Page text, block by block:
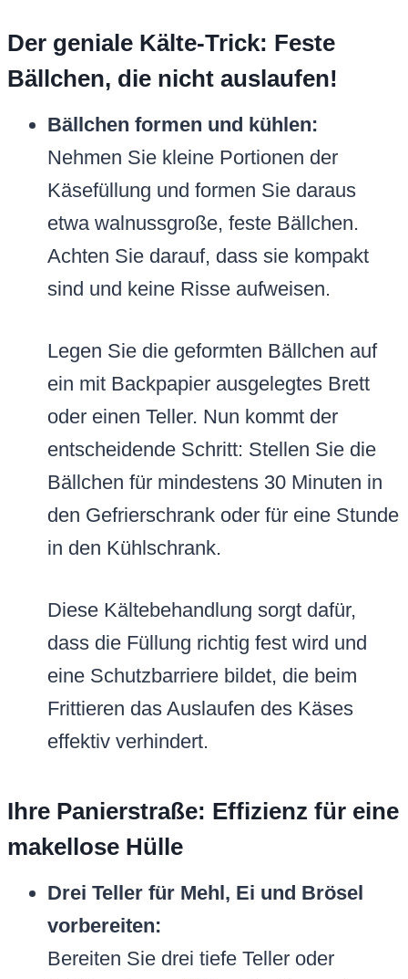
Der geniale Kälte-Trick: Feste
Bällchen, die nicht auslaufen!
Bällchen formen und kühlen:
Nehmen Sie kleine Portionen der
Käsefüllung und formen Sie daraus
etwa walnussgroße, feste Bällchen.
Achten Sie darauf, dass sie kompakt
sind und keine Risse aufweisen.
Legen Sie die geformten Bällchen auf
ein mit Backpapier ausgelegtes Brett
oder einen Teller. Nun kommt der
entscheidende Schritt: Stellen Sie die
Bällchen für mindestens 30 Minuten in
den Gefrierschrank oder für eine Stunde
in den Kühlschrank.
Diese Kältebehandlung sorgt dafür,
dass die Füllung richtig fest wird und
eine Schutzbarriere bildet, die beim
Frittieren das Auslaufen des Käses
effektiv verhindert.
Ihre Panierstraße: Effizienz für eine
makellose Hülle
Drei Teller für Mehl, Ei und Brösel
vorbereiten:
Bereiten Sie drei tiefe Teller oder